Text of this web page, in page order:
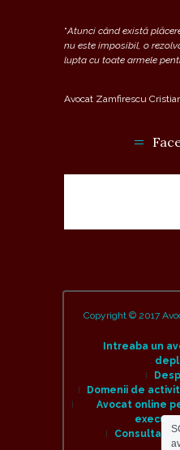
“Atunci când există
nu este imposibil, o
lupta cu toate armele
Avocat Zamfirescu
Copyright © 2017
Intreaba un
Domenii de
Avocat online
Consulta un